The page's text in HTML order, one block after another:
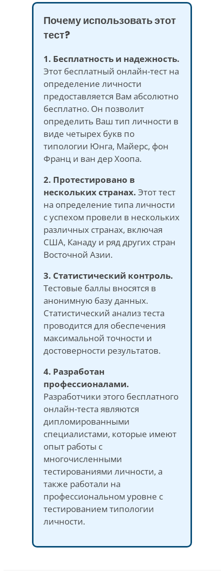
Почему использовать этот
тест?
1. Бесплатность и надежность.
Этот бесплатный онлайн-тест на
определение личности
предоставляется Вам абсолютно
бесплатно. Он позволит
определить Ваш тип личности в
виде четырех букв по
типологии Юнга, Майерс, фон
Франц и ван дер Хоопа.
2. Протестировано в
нескольких странах. Этот тест
на определение типа личности
с успехом провели в нескольких
различных странах, включая
США, Канаду и ряд других стран
Восточной Азии.
3. Статистический контроль.
Тестовые баллы вносятся в
анонимную базу данных.
Статистический анализ теста
проводится для обеспечения
максимальной точности и
достоверности результатов.
4. Разработан
профессионалами.
Разработчики этого бесплатного
онлайн-теста являются
дипломированными
специалистами, которые имеют
опыт работы с
многочисленными
тестированиями личности, а
также работали на
профессиональном уровне с
тестированием типологии
личности.